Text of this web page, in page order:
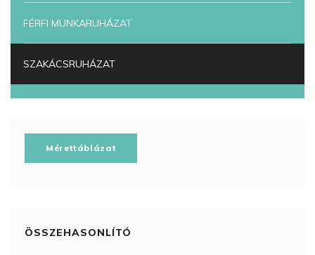
FÉRFI MUNKARUHÁZAT
SZAKÁCSRUHÁZAT
Mérettáblázat
ÖSSZEHASONLÍTÓ